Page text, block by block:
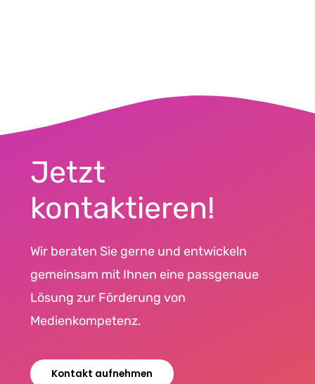
Jetzt
kontaktieren!
Wir beraten Sie gerne und entwickeln
gemeinsam mit Ihnen eine passgenaue
Lösung zur Förderung von
Medienkompetenz.
Kontakt aufnehmen